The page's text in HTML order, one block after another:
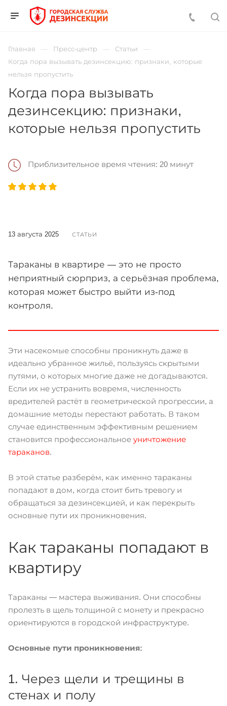
Главная Пресс-центр
Статьи
Когда пора вызывать дезинсекцию: признаки, которые
нельзя пропустить
Когда пора вызывать
дезинсекцию: признаки,
которые нельзя пропустить
Приблизительное время чтения: 20 минут
13 августа 2025 СТАТЬИ
Тараканы в квартире — это не просто
неприятный сюрприз, а серьёзная проблема,
которая может быстро выйти из-под
контроля.
Эти насекомые способны проникнуть даже в
идеально убранное жильё, пользуясь скрытыми
путями, о которых многие даже не догадываются.
Если их не устранить вовремя, численность
вредителей растёт в геометрической прогрессии, а
домашние методы перестают работать. В таком
случае единственным эффективным решением
становится профессиональное уничтожение
тараканов.
В этой статье разберём, как именно тараканы
попадают в дом, когда стоит бить тревогу и
обращаться за дезинсекцией, и как перекрыть
основные пути их проникновения.
Как тараканы попадают в
квартиру
Тараканы — мастера выживания. Они способны
пролезть в щель толщиной с монету и прекрасно
ориентируются в городской инфраструктуре.
Основные пути проникновения:
1. Через щели и трещины в
стенах и полу